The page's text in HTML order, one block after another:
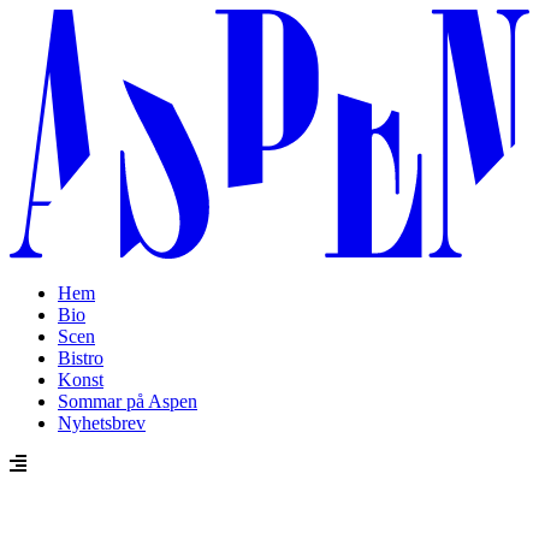
Hem
Bio
Scen
Bistro
Konst
Sommar på Aspen
Nyhetsbrev